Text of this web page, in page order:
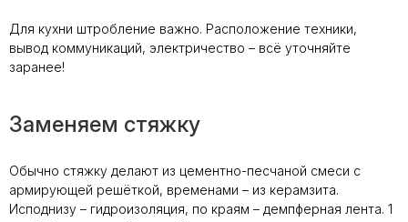
Для кухни штробление важно. Расположение техники,
вывод коммуникаций, электричество – всё уточняйте
заранее!
Заменяем стяжку
Обычно стяжку делают из цементно-песчаной смеси с
армирующей решёткой, временами – из керамзита.
Исподнизу – гидроизоляция, по краям – демпферная лента. 1